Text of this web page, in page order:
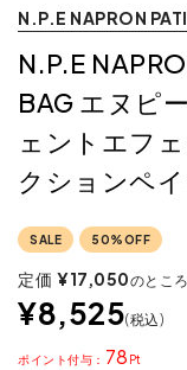
N.P.E NAPRON
N.P.E
BAG エヌピ
ェントエフ
クションペ
SALE 50%OFF
定価 ¥17,050のところ
¥8,525 税込
78
ポイント